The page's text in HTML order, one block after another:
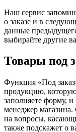
Наш сервис
о заказе и в
данные
выбирайте другие
Товары под
Функция «Под
продукцию,
заполняете форму, и
менеджер магазина.
на вопросы,
также подскажет о